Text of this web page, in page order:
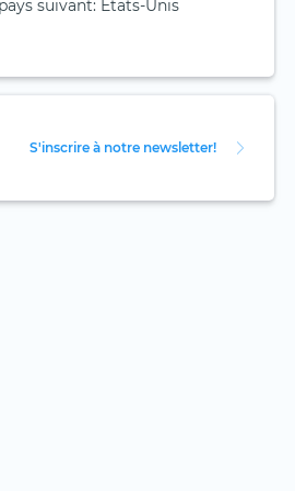
suivant: États-Unis
S'inscrire à notre newsletter!